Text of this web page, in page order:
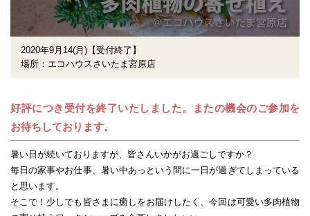
2020年9月14(月)【受付終了】
場所：エコハウスさいたま宮原店
好評につき受付を終了いたしました。またの機会のご参加を
お待ちしております。
暑い日が続いておりますが、皆さんいかがお過ごしですか？
毎日の家事やお仕事、暑い中あっという間に一日が過ぎてしまっている
と思います。
そこで！少しでも皆さまに癒しをお届けしたく、今回は可愛い多肉植物